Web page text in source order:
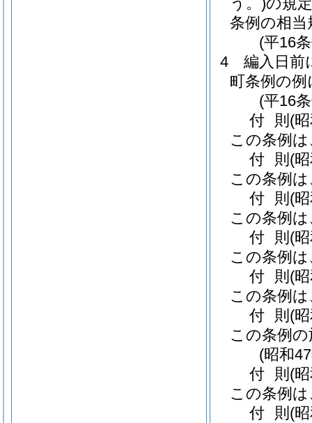
条例の相
(平16
4
編入日前
町条例の
(平16
付 則 (
この条例
付 則 (
この条例
付 則 (
この条例
付 則 (
この条例
付 則 (
この条例
付 則 (
この条例
(昭和
付 則 (
この条例
付 則 (